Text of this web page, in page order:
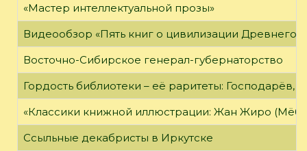
«Мастер интеллектуальной прозы»
Видеообзор «Пять книг о цивилизации Древнего
Восточно-Сибирское генерал-губернаторство
Гордость библиотеки – её раритеты:
«Классики книжной иллюстрации: Жан Жиро
Ссыльные декабристы в Иркутске